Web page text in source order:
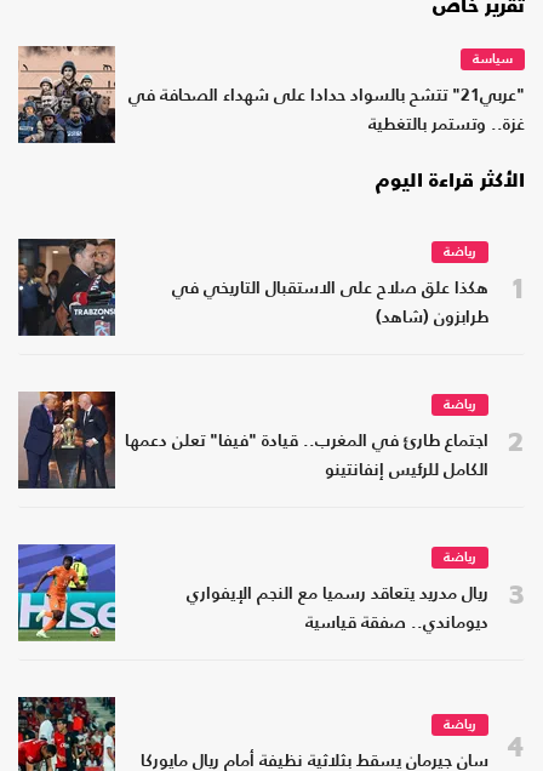
تقرير خاص
سياسة
"عربي21" تتشح بالسواد حدادا على شهداء الصحافة في
غزة.. وتستمر بالتغطية
الأكثر قراءة اليوم
1
رياضة
هكذا علق صلاح على الاستقبال التاريخي في
طرابزون (شاهد)
2
رياضة
اجتماع طارئ في المغرب.. قيادة "فيفا" تعلن دعمها
الكامل للرئيس إنفانتينو
3
رياضة
ريال مدريد يتعاقد رسميا مع النجم الإيفواري
ديوماندي.. صفقة قياسية
4
رياضة
سان جيرمان يسقط بثلاثية نظيفة أمام ريال مايوركا